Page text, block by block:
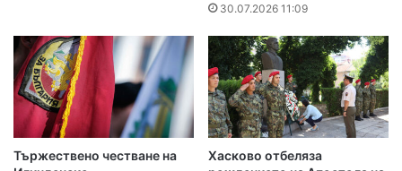
30.07.2026 11:09
Тържествено честване на
Хасково отбеляза